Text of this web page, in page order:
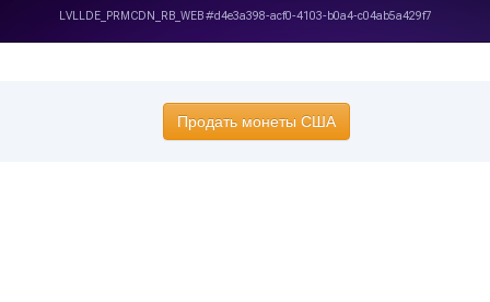
Продать монеты США